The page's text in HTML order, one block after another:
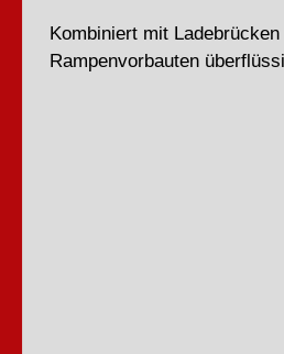
Kombiniert mit
Rampenvorbauten